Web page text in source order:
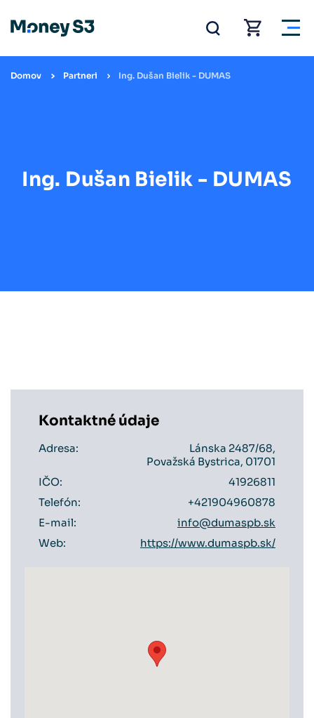
Domov Partneri Ing. Dušan Bielik - DUMAS
Ing. Dušan Bielik - DUMAS
Kontaktné údaje
Adresa:
Lánska 2487/68,
Považská Bystrica, 01701
IČO:
41926811
Telefón:
+421904960878
E-mail:
info@dumaspb.sk
Web:
https://www.dumaspb.sk/